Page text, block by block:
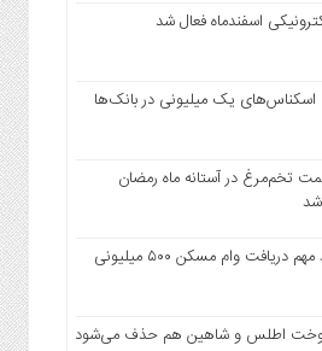
اسفندماه فعال شد
اسکناس‌های یک میلیونی در بانک‌ها
تخم‌مرغ در آستانه ماه رمضان
دریافت وام مسکن ۵۰۰ میلیونی
اطلس و شاهین هم حذف می‌شود